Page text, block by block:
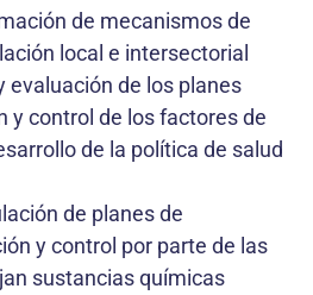
de mecanismos de
local e intersectorial
evaluación de los planes
y control de los factores de
de la política de salud
de planes de
y control por parte de las
sustancias químicas